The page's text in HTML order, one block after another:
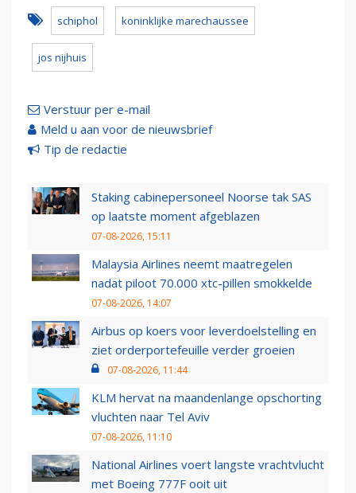
schiphol koninklijke marechaussee
jos nijhuis
Verstuur per e-mail
Meld u aan voor de nieuwsbrief
Tip de redactie
Staking cabinepersoneel Noorse tak SAS
op laatste moment afgeblazen
07-08-2026, 15:11
Malaysia Airlines neemt maatregelen
nadat piloot 70.000 xtc-pillen smokkelde
07-08-2026, 14:07
Airbus op koers voor leverdoelstelling en
ziet orderportefeuille verder groeien
07-08-2026, 11:44
KLM hervat na maandenlange opschorting
vluchten naar Tel Aviv
07-08-2026, 11:10
National Airlines voert langste vrachtvlucht
met Boeing 777F ooit uit